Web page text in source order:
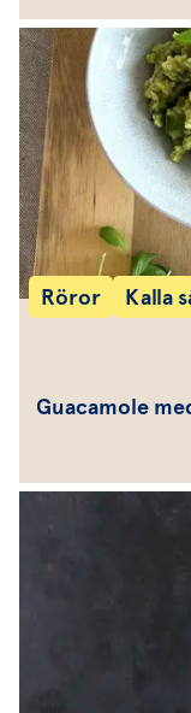
Röror Kalla
Guacamole